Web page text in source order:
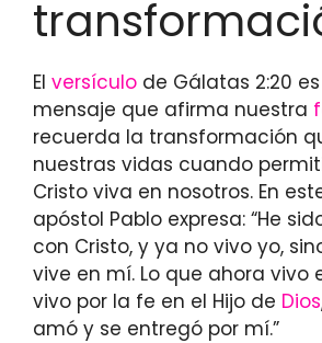
El versículo de Gálatas 2:20
mensaje que afirma nuestra
recuerda la transformación
nuestras vidas cuando
Cristo viva en nosotros. En
apóstol Pablo expresa: “He
con Cristo, y ya no vivo yo,
vive en mí. Lo que ahora vivo
vivo por la fe en el Hijo de Dios
amó y se entregó por mí.”